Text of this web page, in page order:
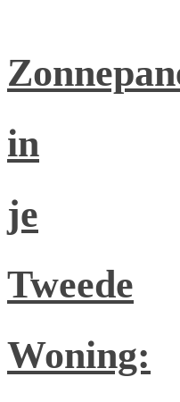
in
je
Tweede
Woning: